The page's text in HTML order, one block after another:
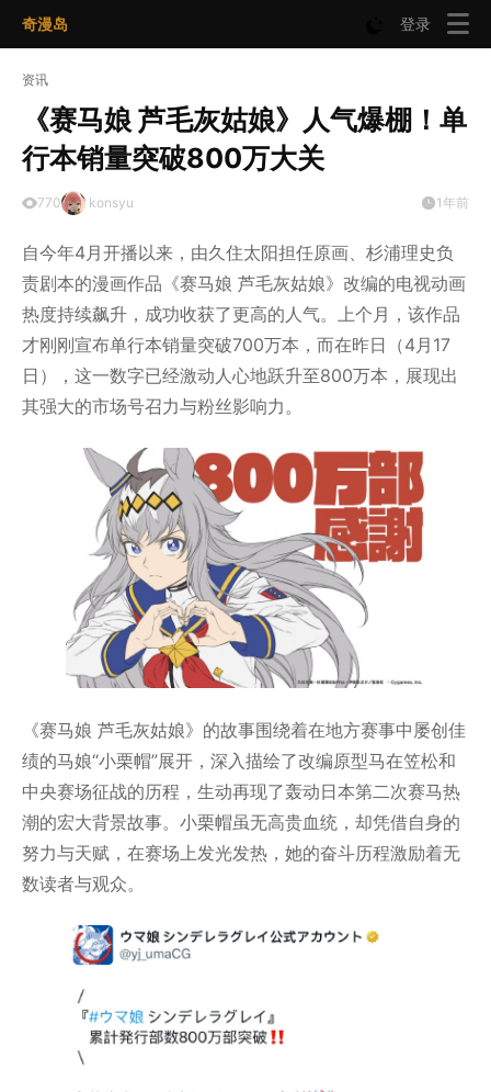
奇漫岛 登录
资讯
《赛马娘 芦毛灰姑娘》人气爆棚！单
行本销量突破800万大关
770 konsyu 1年前
自今年4月开播以来，由久住太阳担任原画、杉浦理史负
责剧本的漫画作品《赛马娘 芦毛灰姑娘》改编的电视动画
热度持续飙升，成功收获了更高的人气。上个月，该作品
才刚刚宣布单行本销量突破700万本，而在昨日（4月17
日），这一数字已经激动人心地跃升至800万本，展现出
其强大的市场号召力与粉丝影响力。
《赛马娘 芦毛灰姑娘》的故事围绕着在地方赛事中屡创佳
绩的马娘“小栗帽”展开，深入描绘了改编原型马在笠松和
中央赛场征战的历程，生动再现了轰动日本第二次赛马热
潮的宏大背景故事。小栗帽虽无高贵血统，却凭借自身的
努力与天赋，在赛场上发光发热，她的奋斗历程激励着无
数读者与观众。